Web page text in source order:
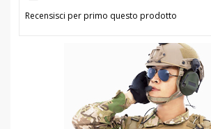
Recensisci per primo questo prodotto